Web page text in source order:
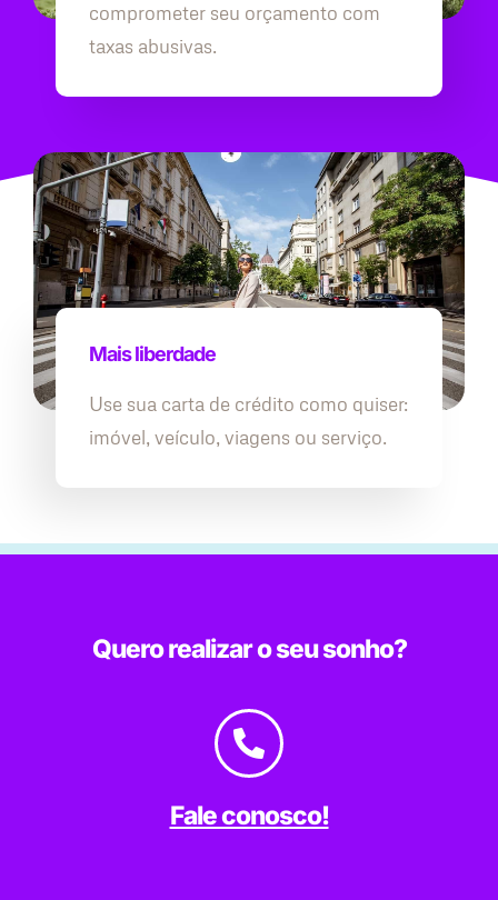
comprometer seu orçamento com
taxas abusivas.
Mais liberdade
Use sua carta de crédito como quiser:
imóvel, veículo, viagens ou serviço.
Quero realizar o seu sonho?
Fale conosco!